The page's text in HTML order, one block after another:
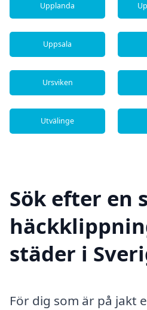
Upplanda
Uppsala
Ursviken
Utvälinge
Sök efter en
städer i
För dig som är på jakt